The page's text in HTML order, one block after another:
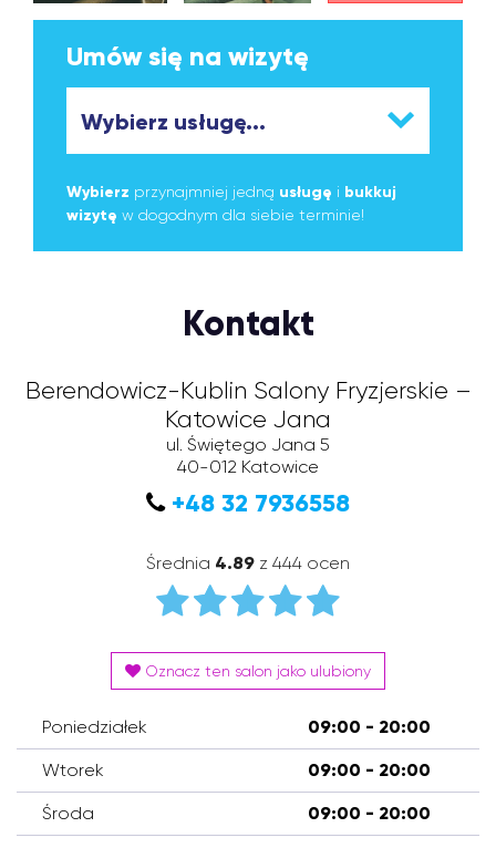
Umów się na wizytę
Wybierz przynajmniej jedną usługę i bukkuj
wizytę w dogodnym dla siebie terminie!
Kontakt
Berendowicz-Kublin Salony Fryzjerskie –
Katowice Jana
ul. Świętego Jana 5
40-012 Katowice
+48 32 7936558
Średnia 4.89 z 444 ocen
Oznacz ten salon jako ulubiony
Poniedziałek 09:00 - 20:00
Wtorek 09:00 - 20:00
Środa 09:00 - 20:00